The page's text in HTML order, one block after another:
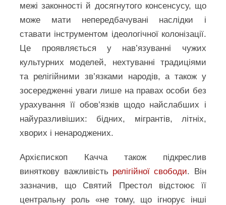
межі законності й досягнутого консенсусу, що
може мати непередбачувані наслідки і
ставати інструментом ідеологічної колонізації.
Це проявляється у нав’язуванні чужих
культурних моделей, нехтуванні традиціями
та релігійними зв’язками народів, а також у
зосередженні уваги лише на правах особи без
урахування її обов’язків щодо найслабших і
найуразливіших: бідних, мігрантів, літніх,
хворих і ненароджених.
Архієпископ Качча також підкреслив
виняткову важливість релігійної свободи. Він
зазначив, що Святий Престол відстоює її
центральну роль «не тому, що ігнорує інші